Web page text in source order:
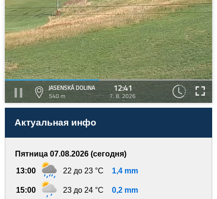
JASENSKÁ DOLINA
540 m
12:41
7. 8. 2026
Актуальная инфо
Пятница 07.08.2026 (сегодня)
13:00 22 до 23 °C 1,4 mm
15:00 23 до 24 °C 0,2 mm